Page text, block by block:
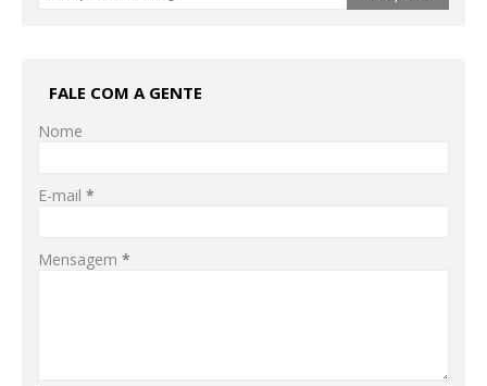
FALE COM A GENTE
Nome
E-mail *
Mensagem *